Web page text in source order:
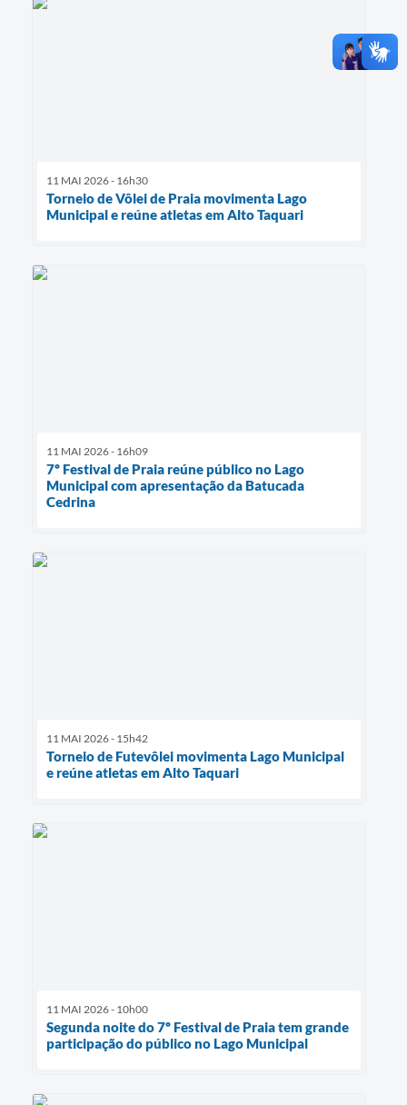
11 MAI 2026 - 16h30
Torneio de Vôlei de Praia movimenta Lago
Municipal e reúne atletas em Alto Taquari
11 MAI 2026 - 16h09
7º Festival de Praia reúne público no Lago
Municipal com apresentação da Batucada
Cedrina
11 MAI 2026 - 15h42
Torneio de Futevôlei movimenta Lago Municipal
e reúne atletas em Alto Taquari
11 MAI 2026 - 10h00
Segunda noite do 7º Festival de Praia tem grande
participação do público no Lago Municipal